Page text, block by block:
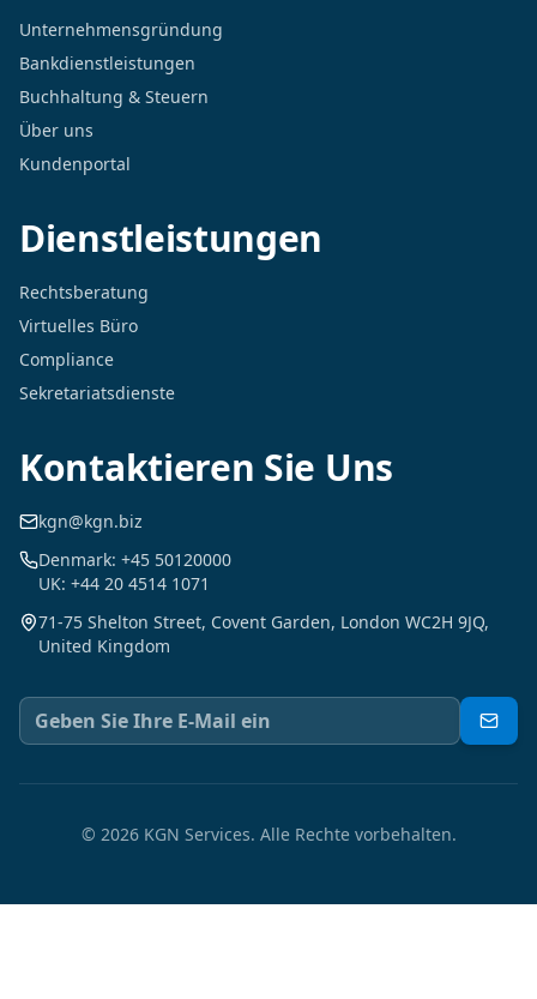
Unternehmensgründung
Bankdienstleistungen
Buchhaltung & Steuern
Über uns
Kundenportal
Dienstleistungen
Rechtsberatung
Virtuelles Büro
Compliance
Sekretariatsdienste
Kontaktieren Sie Uns
kgn@kgn.biz
Denmark: +45 50120000
UK: +44 20 4514 1071
71-75 Shelton Street, Covent Garden, London WC2H 9JQ,
United Kingdom
© 2026KGN Services. Alle Rechte vorbehalten.